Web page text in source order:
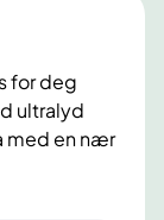
for deg
ultralyd
med en nær